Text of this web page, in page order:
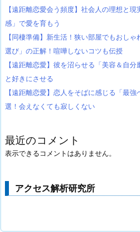
【遠距離恋愛会う頻度】社会人の理想と
感」で愛を育もう
【同棲準備】新生活！狭い部屋でもおし
選び」の正解！喧嘩しないコツも伝授
【遠距離恋愛】彼を沼らせる「美容＆自
と好きにさせる
【遠距離恋愛】恋人をそばに感じる「最
選！会えなくても寂しくない
最近のコメント
表示できるコメントはありません。
アクセス解析研究所